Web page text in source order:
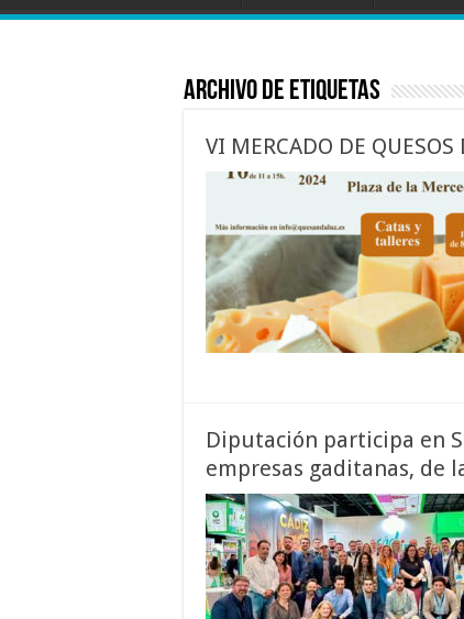
Archivo de etiquetas
VI MERCADO DE
Diputación participa en
empresas gaditanas, de